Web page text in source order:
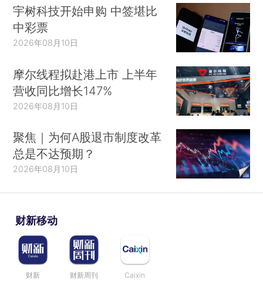
宇树科技开始申购 中签堪比
中彩票
2026年08月10日
摩尔线程拟赴港上市 上半年
营收同比增长147%
2026年08月10日
聚焦｜为何A股退市制度改革
总是不达预期？
2026年08月10日
财新移动
财新 财新周刊 Caixin